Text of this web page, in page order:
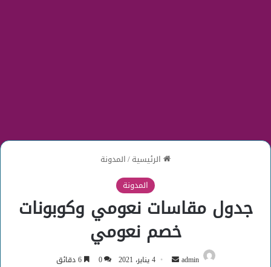
الرئيسية/المدونة
المدونة
جدول مقاسات نعومي وكوبونات
خصم نعومي
admin
أرسل 4 يناير، 2021 0 6 دقائق